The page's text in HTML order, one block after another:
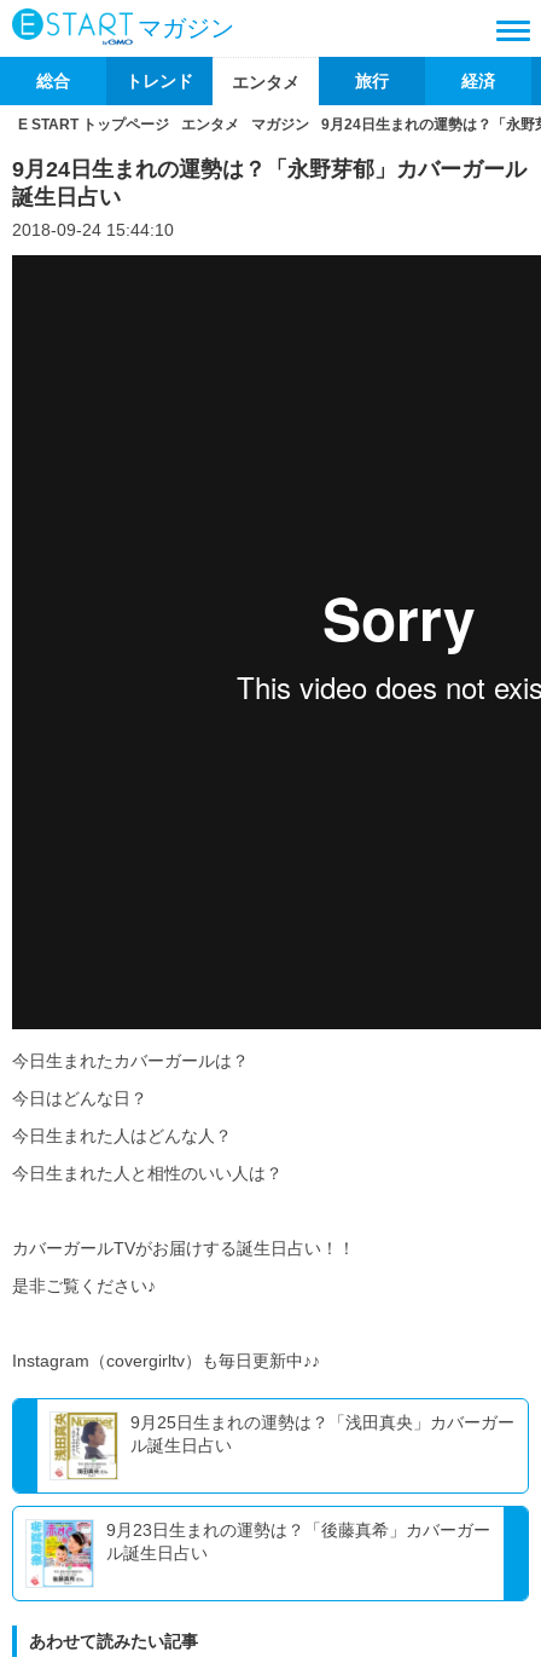
マガジン
総合 トレンド エンタメ 旅行 経済
E START トップページ エンタメ マガジン 9月24日生まれの運勢は？「永
9月24日生まれの運勢は？「永野芽郁」カバーガール
誕生日占い
2018-09-24 15:44:10
今日生まれたカバーガールは？
今日はどんな日？
今日生まれた人はどんな人？
今日生まれた人と相性のいい人は？
カバーガールTVがお届けする誕生日占い！！
是非ご覧ください♪
Instagram（covergirltv）も毎日更新中♪♪
9月25日生まれの運勢は？「浅田真央」カバーガー
ル誕生日占い
9月23日生まれの運勢は？「後藤真希」カバーガー
ル誕生日占い
あわせて読みたい記事